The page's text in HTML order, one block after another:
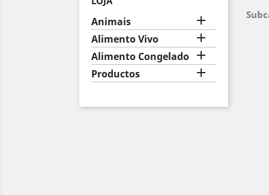
Animais 
Alimento Vivo 
Alimento Congelado 
Productos 